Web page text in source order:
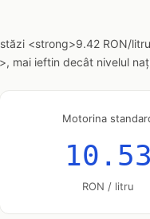
<strong>9.42 RON/
mai ieftin decât nivelul
Motorina
10.53
RON / litru